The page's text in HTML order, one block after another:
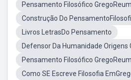
Pensamento Filosófico
Construção Do
Livros LetrasDo Pensamento
Defensor Da Humanidade Origens
Pensamento Filosófico
Como SE Escreve Filosofia